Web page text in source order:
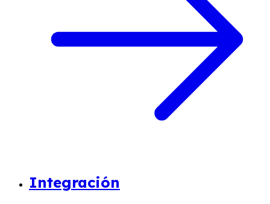
Integración